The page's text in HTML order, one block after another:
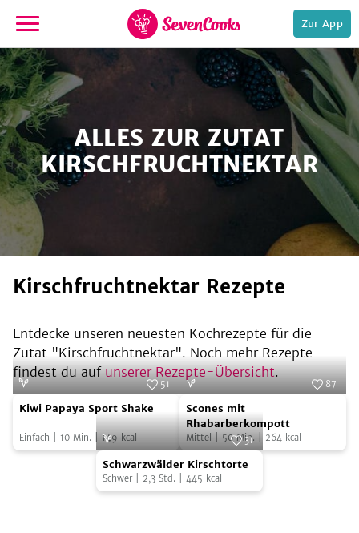
zur
Startseite
Zur App
ALLES ZUR ZUTAT
KIRSCHFRUCHTNEKTAR
Kirschfruchtnektar Rezepte
Entdecke unseren neuesten Kochrezepte für die
Zutat "Kirschfruchtnektar". Noch mehr Rezepte
findest du auf unserer Rezepte-Übersicht.
Kiwi
Sport
SevenCooks
51
Kiwi Papaya Sport Shake
Einfach 10 Min. 149 kcal
Scones
mit
Rhabarberkompott
87
Scones mit
Rhabarberkompott
Mittel 50 Min. 264 kcal
Schwarzwälder
Kirschtorte
Foto: Stina Spiegelberg
31
Schwarzwälder Kirschtorte
Schwer| 2,3 Std. 445 kcal